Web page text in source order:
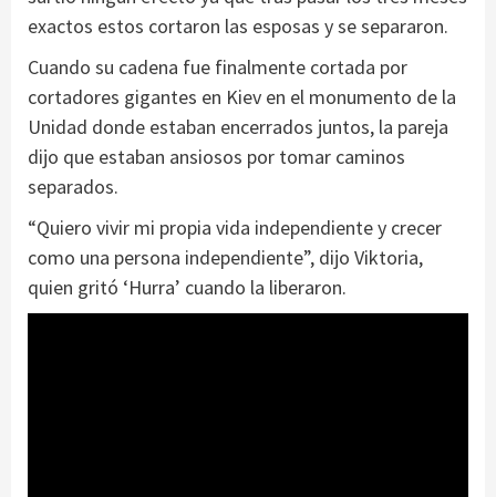
exactos estos cortaron las esposas y se separaron.
Cuando su cadena fue finalmente cortada por
cortadores gigantes en Kiev en el monumento de la
Unidad donde estaban encerrados juntos, la pareja
dijo que estaban ansiosos por tomar caminos
separados.
“Quiero vivir mi propia vida independiente y crecer
como una persona independiente”, dijo Viktoria,
quien gritó ‘Hurra’ cuando la liberaron.